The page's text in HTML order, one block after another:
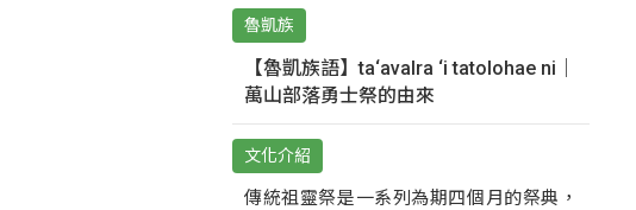
魯凱族
【魯凱族語】ta‘avalra ‘i tatolohae ni｜
萬山部落勇士祭的由來
文化介紹
傳統祖靈祭是一系列為期四個月的祭典，